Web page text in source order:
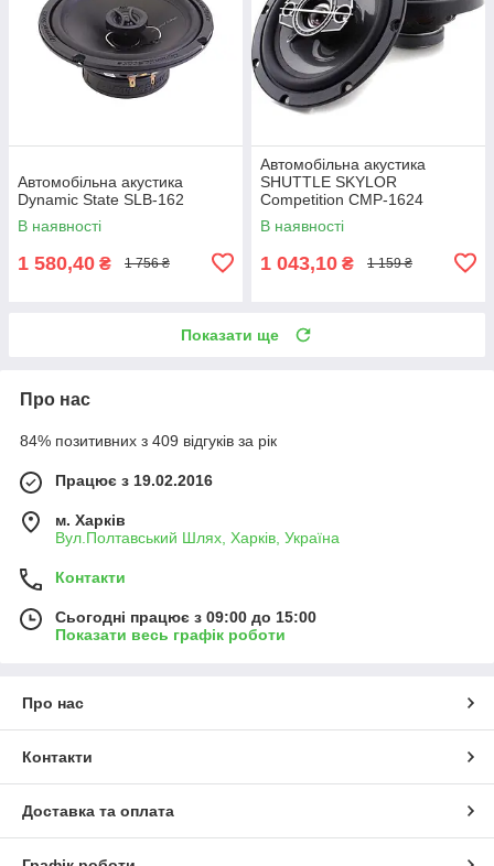
Автомобільна акустика
Dynamic State SLB-162
В наявності
1 580,40 ₴ 1 756 ₴
Автомобільна акустика
SHUTTLE SKYLOR
Competition CMP-1624
Коаксіальна
В наявності
1 043,10 ₴ 1 159 ₴
Показати ще
Про нас
84% позитивних з 409 відгуків за рік
Працює з 19.02.2016
м. Харків
Вул.Полтавський Шлях, Харків, Україна
Контакти
Сьогодні працює з 09:00 до 15:00
Показати весь графік роботи
Про нас
Контакти
Доставка та оплата